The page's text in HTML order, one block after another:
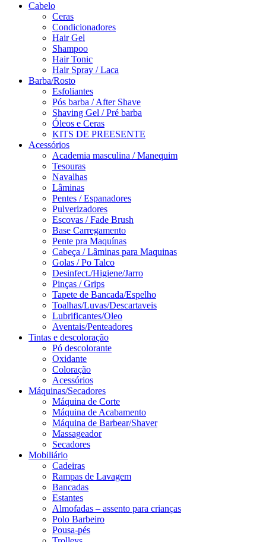
Cabelo
Ceras
Condicionadores
Hair Gel
Shampoo
Hair Tonic
Hair Spray / Laca
Barba/Rosto
Esfoliantes
Pós barba / After Shave
Shaving Gel / Pré barba
Óleos e Ceras
KITS DE PREESENTE
Acessórios
Academia masculina / Manequim
Tesouras
Navalhas
Lâminas
Pentes / Espanadores
Pulverizadores
Escovas / Fade Brush
Base Carregamento
Pente pra Maquínas
Cabeça / Lâminas para Maquinas
Golas / Po Talco
Desinfect./Higiene/Jarro
Pinças / Grips
Tapete de Bancada/Espelho
Toalhas/Luvas/Descartaveis
Lubrificantes/Oleo
Aventais/Penteadores
Tintas e descoloração
Pó descolorante
Oxidante
Coloração
Acessórios
Máquinas/Secadores
Máquina de Corte
Máquina de Acabamento
Máquina de Barbear/Shaver
Massageador
Secadores
Mobiliário
Cadeiras
Rampas de Lavagem
Bancadas
Estantes
Almofadas – assento para crianças
Polo Barbeiro
Pousa-pés